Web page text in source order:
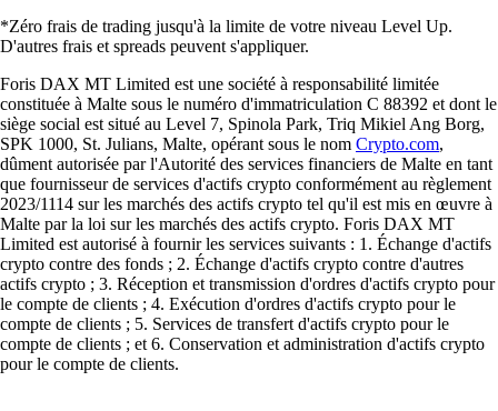
*Zéro frais de trading jusqu'à la limite de votre niveau Level Up.
D'autres frais et spreads peuvent s'appliquer.
Foris DAX MT Limited est une société à responsabilité limitée
constituée à Malte sous le numéro d'immatriculation C 88392 et dont le
siège social est situé au Level 7, Spinola Park, Triq Mikiel Ang Borg,
SPK 1000, St. Julians, Malte, opérant sous le nom Crypto.com,
dûment autorisée par l'Autorité des services financiers de Malte en tant
que fournisseur de services d'actifs crypto conformément au règlement
2023/1114 sur les marchés des actifs crypto tel qu'il est mis en œuvre à
Malte par la loi sur les marchés des actifs crypto. Foris DAX MT
Limited est autorisé à fournir les services suivants : 1. Échange d'actifs
crypto contre des fonds ; 2. Échange d'actifs crypto contre d'autres
actifs crypto ; 3. Réception et transmission d'ordres d'actifs crypto pour
le compte de clients ; 4. Exécution d'ordres d'actifs crypto pour le
compte de clients ; 5. Services de transfert d'actifs crypto pour le
compte de clients ; et 6. Conservation et administration d'actifs crypto
pour le compte de clients.